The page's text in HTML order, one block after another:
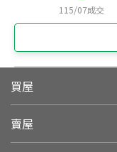
115/07成交
買屋
賣屋